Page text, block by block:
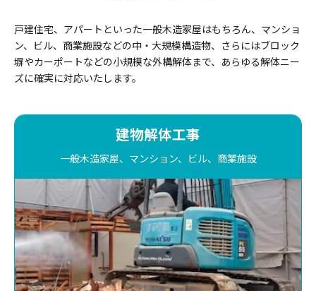
戸建住宅、アパートといった一般木造家屋はもちろん、マンショ
ン、ビル、商業施設などの中・大規模構造物、さらにはブロック
塀やカーポートなどの小規模な外構解体まで、あらゆる解体ニー
ズに確実に対応いたします。
建物解体工事
一般木造家屋、マンション、ビル、商業施設